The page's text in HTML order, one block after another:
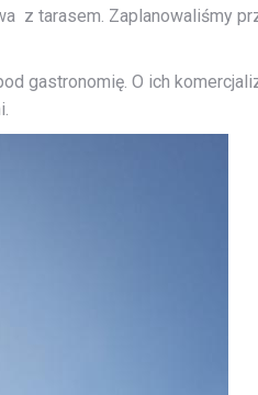
z tarasem. Zaplanowaliśmy
gastronomię. O ich